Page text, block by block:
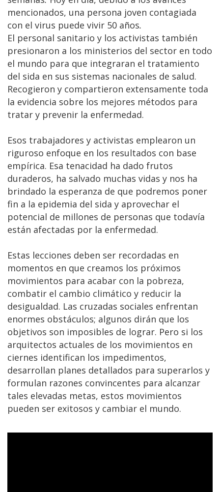
mencionados, una persona joven contagiada
con el virus puede vivir 50 años.
El personal sanitario y los activistas también
presionaron a los ministerios del sector en todo
el mundo para que integraran el tratamiento
del sida en sus sistemas nacionales de salud.
Recogieron y compartieron extensamente toda
la evidencia sobre los mejores métodos para
tratar y prevenir la enfermedad.
Esos trabajadores y activistas emplearon un
riguroso enfoque en los resultados con base
empírica. Esa tenacidad ha dado frutos
duraderos, ha salvado muchas vidas y nos ha
brindado la esperanza de que podremos poner
fin a la epidemia del sida y aprovechar el
potencial de millones de personas que todavía
están afectadas por la enfermedad.
Estas lecciones deben ser recordadas en
momentos en que creamos los próximos
movimientos para acabar con la pobreza,
combatir el cambio climático y reducir la
desigualdad. Las cruzadas sociales enfrentan
enormes obstáculos; algunos dirán que los
objetivos son imposibles de lograr. Pero si los
arquitectos actuales de los movimientos en
ciernes identifican los impedimentos,
desarrollan planes detallados para superarlos y
formulan razones convincentes para alcanzar
tales elevadas metas, estos movimientos
pueden ser exitosos y cambiar el mundo.